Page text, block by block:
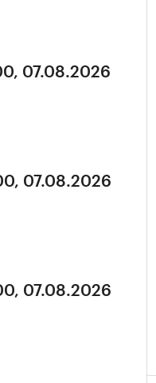
07.08.2026
07.08.2026
07.08.2026